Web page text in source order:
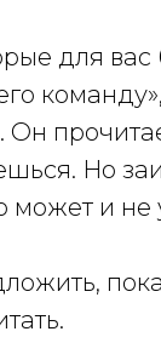
для
Но
может и не